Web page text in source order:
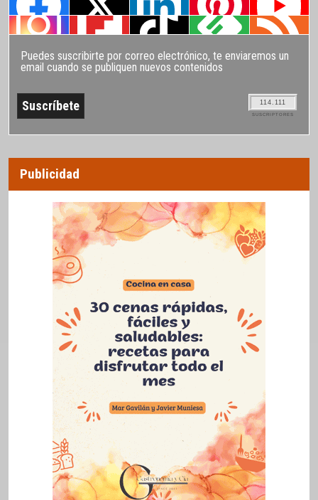
Puedes suscribirte por correo electrónico, te enviaremos un
email cuando se publiquen nuevos contenidos
114.111
SUSCRIPTORES
Publicidad